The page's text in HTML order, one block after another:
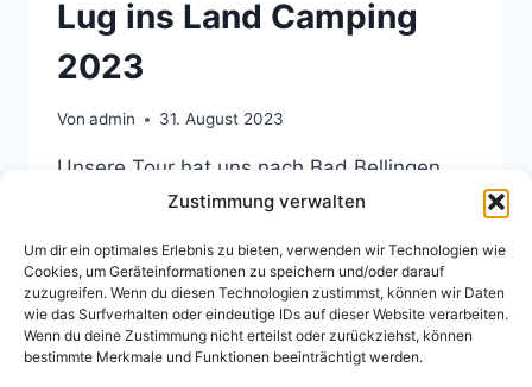
Zustimmung verwalten
Um dir ein optimales Erlebnis zu bieten, verwenden wir Technologien wie
Cookies, um Geräteinformationen zu speichern und/oder darauf
zuzugreifen. Wenn du diesen Technologien zustimmst, können wir Daten
wie das Surfverhalten oder eindeutige IDs auf dieser Website verarbeiten.
Wenn du deine Zustimmung nicht erteilst oder zurückziehst, können
bestimmte Merkmale und Funktionen beeinträchtigt werden.
Lug ins Land Camping
2023
Von admin 31. August 2023
Unsere Tour hat uns nach Bad Bellingen
gebracht. Auf den wunderschönen
selbst!
WEITERLESENLUG
INS
LAND